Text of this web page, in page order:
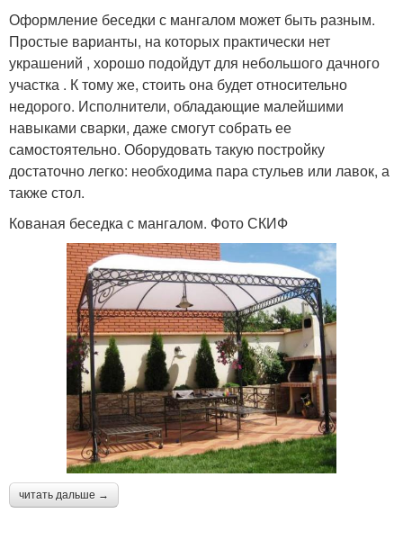
Оформление беседки с мангалом может быть разным.
Простые варианты, на которых практически нет
украшений , хорошо подойдут для небольшого дачного
участка . К тому же, стоить она будет относительно
недорого. Исполнители, обладающие малейшими
навыками сварки, даже смогут собрать ее
самостоятельно. Оборудовать такую постройку
достаточно легко: необходима пара стульев или лавок, а
также стол.
Кованая беседка с мангалом. Фото СКИФ
читать дальше →